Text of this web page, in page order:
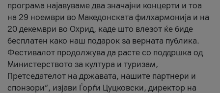
програма најавуваме два значајни концерти и тоа
на 29 ноември во Македонската филхармонија и на
20 декември во Охрид, каде што влезот ќе биде
бесплатен како наш подарок за верната публика.
Фестивалот продолжува да расте со поддршка од
Министерството за култура и туризам,
Претседателот на државата, нашите партнери и
спонзори“, изјави Ѓорѓи Цуцковски, директор на